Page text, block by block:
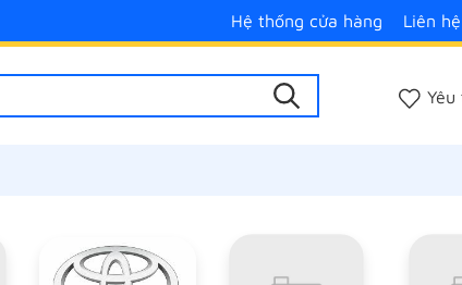
Hệ thống cửa hàng Liên hệ
Yêu